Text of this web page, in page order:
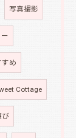
写真撮影
ー
すめ
Cottage
び